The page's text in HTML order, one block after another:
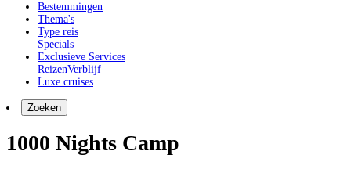
Bestemmingen
Thema's
Type reis
Specials
Exclusieve Services
ReizenVerblijf
Luxe cruises
Zoeken
1000 Nights Camp